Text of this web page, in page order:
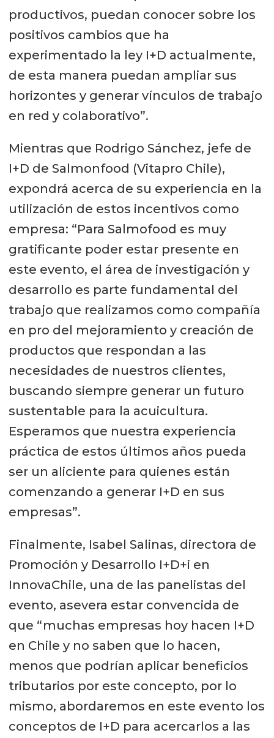
productivos, puedan conocer sobre los
positivos cambios que ha
experimentado la ley I+D actualmente,
de esta manera puedan ampliar sus
horizontes y generar vínculos de trabajo
en red y colaborativo”.
Mientras que Rodrigo Sánchez, jefe de
I+D de Salmonfood (Vitapro Chile),
expondrá acerca de su experiencia en la
utilización de estos incentivos como
empresa: “Para Salmofood es muy
gratificante poder estar presente en
este evento, el área de investigación y
desarrollo es parte fundamental del
trabajo que realizamos como compañía
en pro del mejoramiento y creación de
productos que respondan a las
necesidades de nuestros clientes,
buscando siempre generar un futuro
sustentable para la acuicultura.
Esperamos que nuestra experiencia
práctica de estos últimos años pueda
ser un aliciente para quienes están
comenzando a generar I+D en sus
empresas”.
Finalmente, Isabel Salinas, directora de
Promoción y Desarrollo I+D+i en
InnovaChile, una de las panelistas del
evento, asevera estar convencida de
que “muchas empresas hoy hacen I+D
en Chile y no saben que lo hacen,
menos que podrían aplicar beneficios
tributarios por este concepto, por lo
mismo, abordaremos en este evento los
conceptos de I+D para acercarlos a las